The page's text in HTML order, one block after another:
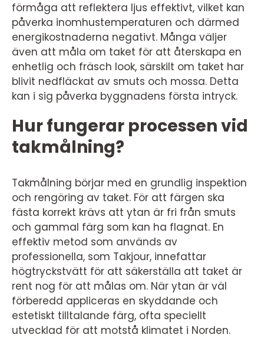
förmåga att reflektera ljus effektivt, vilket kan
påverka inomhustemperaturen och därmed
energikostnaderna negativt. Många väljer
även att måla om taket för att återskapa en
enhetlig och fräsch look, särskilt om taket har
blivit nedfläckat av smuts och mossa. Detta
kan i sig påverka byggnadens första intryck.
Hur fungerar processen vid
takmålning?
Takmålning börjar med en grundlig inspektion
och rengöring av taket. För att färgen ska
fästa korrekt krävs att ytan är fri från smuts
och gammal färg som kan ha flagnat. En
effektiv metod som används av
professionella, som Takjour, innefattar
högtryckstvätt för att säkerställa att taket är
rent nog för att målas om. När ytan är väl
förberedd appliceras en skyddande och
estetiskt tilltalande färg, ofta speciellt
utvecklad för att motstå klimatet i Norden.